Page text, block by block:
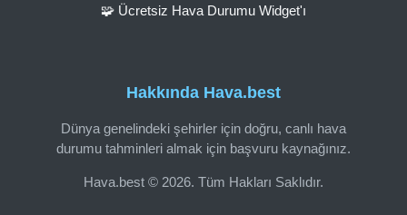
Hakkında Hava.best
Dünya genelindeki şehirler için doğru, canlı hava
durumu tahminleri almak için başvuru kaynağınız.
Hava.best © 2026. Tüm Hakları Saklıdır.
🧩 Ücretsiz Hava Durumu Widget'ı